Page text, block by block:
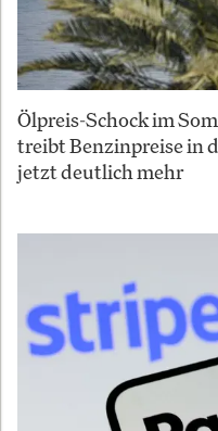
Ölpreis-Schock im
treibt Benzinpreise in
jetzt deutlich mehr